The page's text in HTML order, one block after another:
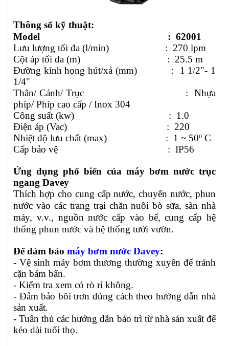
Thông số kỹ thuật:
Model : 62001
Lưu lượng tối đa (l/min) : 270 lpm
Cột áp tối đa (m) : 25.5 m
Đường kính họng hút/xả (mm) :
1 1/2"- 1
1/4"
Thân/ Cánh/ Trục : Nhựa
phíp/ Phíp cao cấp / Inox 304
Công suất (kw) : 1.0
Điện áp (Vac) : 220
Nhiệt độ lưu chất (max) : 1 ~ 50º C
Cấp bảo vệ : IP56
Ứng dụng phổ biến của máy bơm nước trục
ngang Davey
Thích hợp cho cung cấp nước, chuyển nước, phun
nước vào các trang trại chăn nuôi bò sữa, sàn nhà
máy, v.v., nguồn nước cấp vào bể, cung cấp hệ
thống phun nước và hệ thống tưới vườn.
Để đảm bảo máy bơm nước Davey:
- Vệ sinh máy bơm thương thường xuyên để tránh
cặn bám bẩn.
- Kiểm tra xem có rò rỉ không.
- Đảm bảo bôi trơn đúng cách theo hướng dẫn nhà
sản xuất.
- Tuân thủ các hướng dẫn bảo trì từ nhà sản xuất để
kéo dài tuổi thọ.